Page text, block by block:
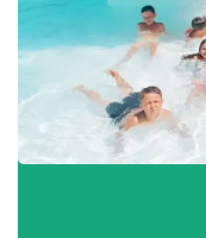
Visita